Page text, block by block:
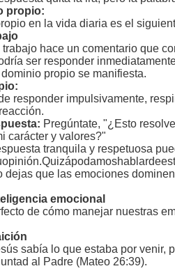
propio:
en la vida diaria es el
hace un comentario que
ser responder
propio se manifiesta.
responder impulsivamente,
Pregúntate, "¿Esto
carácter y valores?"
tranquila y respetuosa
dejas que las emociones
emocional
de cómo manejar nuestras
sabía lo que estaba por
al Padre (Mateo 26:39).